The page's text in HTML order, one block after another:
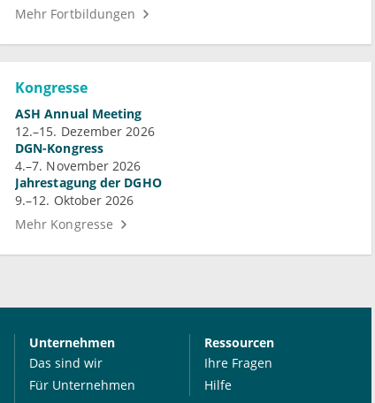
Mehr Fortbildungen
Kongresse
ASH Annual Meeting
12.–15. Dezember 2026
DGN-Kongress
4.–7. November 2026
Jahrestagung der DGHO
9.–12. Oktober 2026
Mehr Kongresse
Unternehmen
Das sind wir
Für Unternehmen
Ressourcen
Ihre Fragen
Hilfe